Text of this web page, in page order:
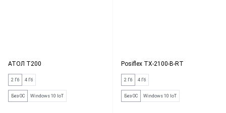
АТОЛ Т200
2 Гб 4 Гб
Без ОС Windows 10 IoT
Posiflex TX-2100-B-RT
2 Гб 4 Гб
Без ОС Windows 10 IoT